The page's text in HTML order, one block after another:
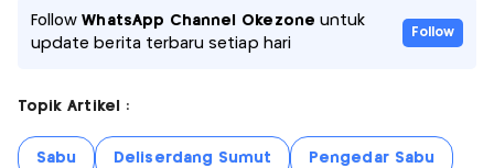
FollowWhatsApp Channel Okezone untuk
update berita terbaru setiap hari
Follow
Topik Artikel :
Sabu Deliserdang Sumut Pengedar Sabu